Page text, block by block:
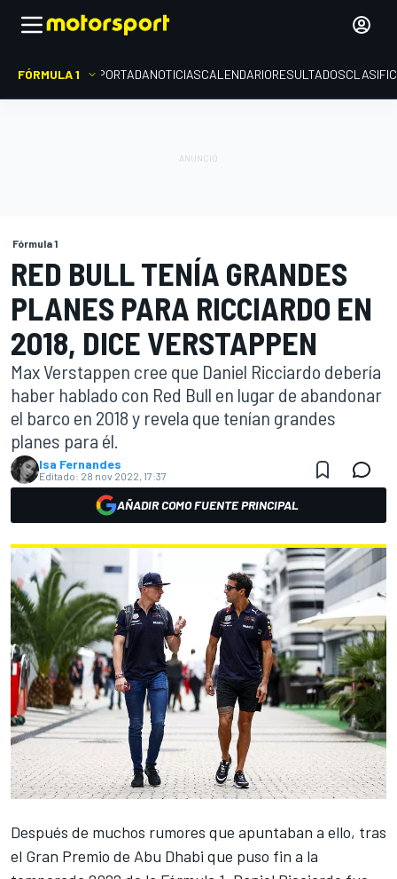
FÓRMULA 1 PORTADANOTICIASCALENDARIORESULTADOS
Fórmula 1
RED BULL TENÍA GRANDES
PLANES PARA RICCIARDO EN
2018, DICE VERSTAPPEN
Max Verstappen cree que Daniel Ricciardo debería
haber hablado con Red Bull en lugar de abandonar
el barco en 2018 y revela que tenían grandes
planes para él.
Isa Fernandes
Editado: 28 nov 2022, 17:37
AÑADIR COMO FUENTE PRINCIPAL
Después de muchos rumores que apuntaban a ello, tras
el Gran Premio de Abu Dhabi que puso fin a la